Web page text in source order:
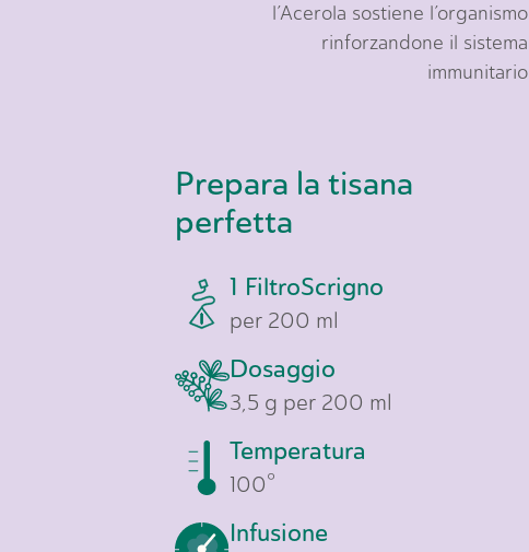
l’Acerola sostiene l’organismo
rinforzandone il sistema
immunitario
Prepara la tisana
perfetta
1 FiltroScrigno
per 200 ml
Dosaggio
3,5 g per 200 ml
Temperatura
100°
Infusione